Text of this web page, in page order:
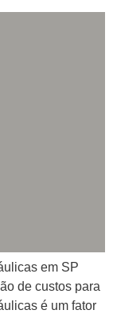
em SP
de custos para
é um fator